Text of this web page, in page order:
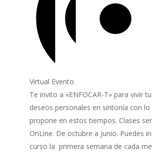
Virtual Evento
Te invito a «ENFOCAR-T» para vivir
deseos personales en sintonía con lo
propone en estos tiempos. Clases
OnLine. De octubre a Junio. Puedes
curso la primera semana de cada